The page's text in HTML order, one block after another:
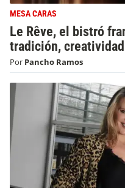
MESA CARAS
Le Rêve, el bistró
tradición,
Por Pancho Ramos